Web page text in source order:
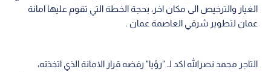
الغيار والترخيص الى مكان اخر، بحجة الخطة التي تقوم عليها امانة
عمان لتطوير شرقي العاصمة عمان .
التاجر محمد نصرالله اكد لـ "رؤيا" رفضه قرار الامانة الذي اتخذته،